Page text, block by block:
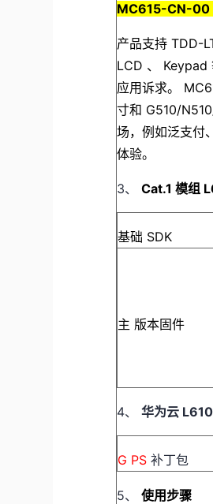
MC615-CN-00
产品支持TDD-
LCD 、 Keypad
应用诉求。
寸和 G510/
场，例如泛支付
体验。
3、Cat.1模组
基础 SDK
主 版本固件
4、华为云 L610
G PS补丁包
5、使用步骤